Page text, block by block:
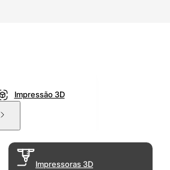
Impressão 3D
Impressoras 3D